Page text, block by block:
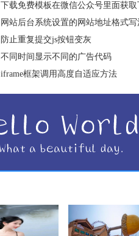
下载免费模板在微信公众号里面获
网站后台系统设置的网站地址格式写
防止重复提交js按钮变灰
不同时间显示不同的广告代码
iframe框架调用高度自适应方法